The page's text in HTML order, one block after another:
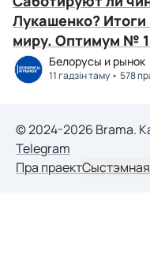
Лукашенко?
миру. Оптимум №
Белорусы и рынок
11 гадзін таму 578
© 2024-2026 Brama.
Telegram
Пра праект